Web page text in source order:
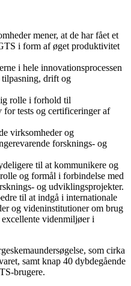
mener, at de har fået et
i form af øget produktivitet
i hele innovationsprocessen
drift og
rolle i forhold til
for tests og certificeringer af
virksomheder og
forsknings- og
til at kommunikere og
og formål i forbindelse med
og udviklingsprojekter.
til at indgå i internationale
og videninstitutioner om brug
videnmiljøer i
som cirka
samt knap 40 dybdegående
brugere.